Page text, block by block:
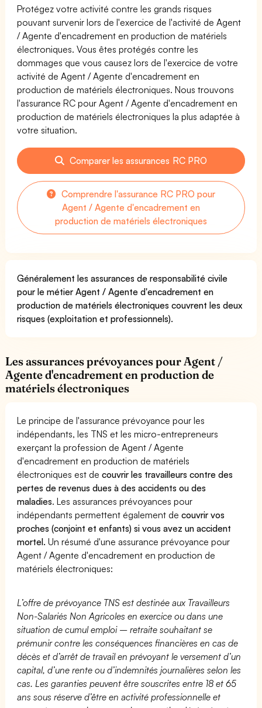
Protégez votre activité contre les grands risques
pouvant survenir lors de l'exercice de l'activité de Agent
/ Agente d'encadrement en production de matériels
électroniques. Vous êtes protégés contre les
dommages que vous causez lors de l'exercice de votre
activité de Agent / Agente d'encadrement en
production de matériels électroniques. Nous trouvons
l'assurance RC pour Agent / Agente d'encadrement en
production de matériels électroniques la plus adaptée à
votre situation.
Comparer les assurances RC PRO
Comprendre l'assurance RC PRO pour
Agent / Agente d'encadrement en
production de matériels électroniques
Généralement les assurances de responsabilité civile
pour le métier Agent / Agente d'encadrement en
production de matériels électroniques couvrent les deux
risques (exploitation et professionnels).
Les assurances prévoyances pour Agent /
Agente d'encadrement en production de
matériels électroniques
Le principe de l'assurance prévoyance pour les
indépendants, les TNS et les micro-entrepreneurs
exerçant la profession de Agent / Agente
d'encadrement en production de matériels
électroniques est decouvrir les travailleurs contre des
pertes de revenus dues à des accidents ou des
maladies. Les assurances prévoyances pour
indépendants permettent également decouvrir vos
proches (conjoint et enfants) si vous avez un accident
mortel. Un résumé d'une assurance prévoyance pour
Agent / Agente d'encadrement en production de
matériels électroniques:
L’offre de prévoyance TNS est destinée aux Travailleurs
Non-Salariés Non Agricoles en exercice ou dans une
situation de cumul emploi – retraite souhaitant se
prémunir contre les conséquences financières en cas de
décès et d’arrêt de travail en prévoyant le versement d’un
capital, d’une rente ou d’indemnités journalières selon les
cas. Les garanties peuvent être souscrites entre 18 et 65
ans sous réserve d’être en activité professionnelle et